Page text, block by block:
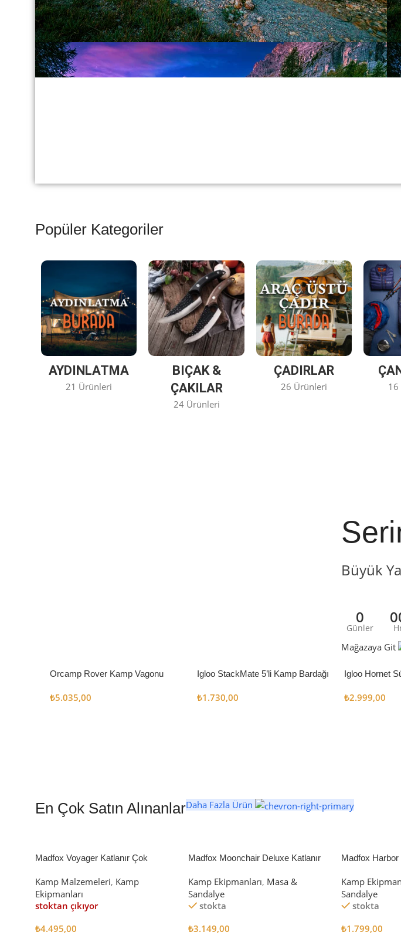
Popüler Kategoriler
AYDINLATMA
21 Ürünleri
BIÇAK &
ÇAKILAR
24 Ürünleri
ÇADIRLAR
26 Ürünleri 16
Büyük
0
Günler
Mağazaya Git
Orcamp Rover Kamp Vagonu
₺5.035,00
Igloo StackMate 5’li Kamp Bardağı
₺1.730,00
Igloo Hornet
₺2.999,00
En Çok Satın AlınanlarDaha Fazla Ürün
Madfox Voyager Katlanır Çok
BLACK
Kamp Malzemeleri, Kamp
Ekipmanları
stoktan çıkıyor
₺4.495,00
Madfox Moonchair Deluxe Katlanır
Kamp Ekipmanları, Masa &
Sandalye
stokta
₺3.149,00
Madfox Harbor
Kamp
Sandalye
stokta
₺1.799,00